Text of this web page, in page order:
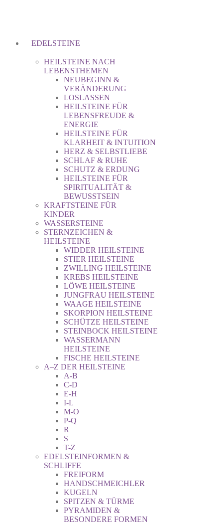
EDELSTEINE
HEILSTEINE NACH
LEBENSTHEMEN
NEUBEGINN &
VERÄNDERUNG
LOSLASSEN
HEILSTEINE FÜR
LEBENSFREUDE &
ENERGIE
HEILSTEINE FÜR
KLARHEIT & INTUITION
HERZ & SELBSTLIEBE
SCHLAF & RUHE
SCHUTZ & ERDUNG
HEILSTEINE FÜR
SPIRITUALITÄT &
BEWUSSTSEIN
KRAFTSTEINE FÜR
KINDER
WASSERSTEINE
STERNZEICHEN &
HEILSTEINE
WIDDER HEILSTEINE
STIER HEILSTEINE
ZWILLING HEILSTEINE
KREBS HEILSTEINE
LÖWE HEILSTEINE
JUNGFRAU HEILSTEINE
WAAGE HEILSTEINE
SKORPION HEILSTEINE
SCHÜTZE HEILSTEINE
STEINBOCK HEILSTEINE
WASSERMANN
HEILSTEINE
FISCHE HEILSTEINE
A–Z DER HEILSTEINE
A-B
C-D
E-H
I-L
M-O
P-Q
R
S
T-Z
EDELSTEINFORMEN &
SCHLIFFE
FREIFORM
HANDSCHMEICHLER
KUGELN
SPITZEN & TÜRME
PYRAMIDEN &
BESONDERE FORMEN